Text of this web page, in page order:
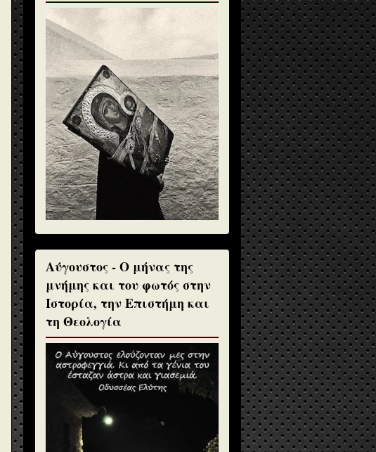
Αύγουστος - Ο μήνας της
μνήμης και του φωτός στην
Ιστορία, την Επιστήμη και
τη Θεολογία